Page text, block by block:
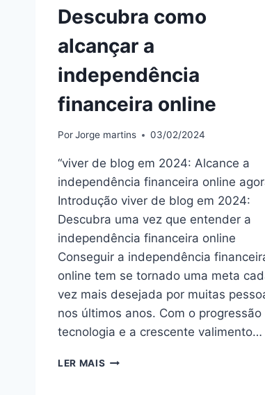
Descubra como
alcançar a
independência
financeira online
PorJorge martins 03/02/2024
“viver de blog em 2024: Alcance a
independência financeira online
Introdução viver de blog em 2024:
Descubra uma vez que entender a
independência financeira online
Conseguir a independência
online tem se tornado uma meta
vez mais desejada por muitas
nos últimos anos. Com o progressão
tecnologia e a crescente valimento…
LER MAIS VIVER